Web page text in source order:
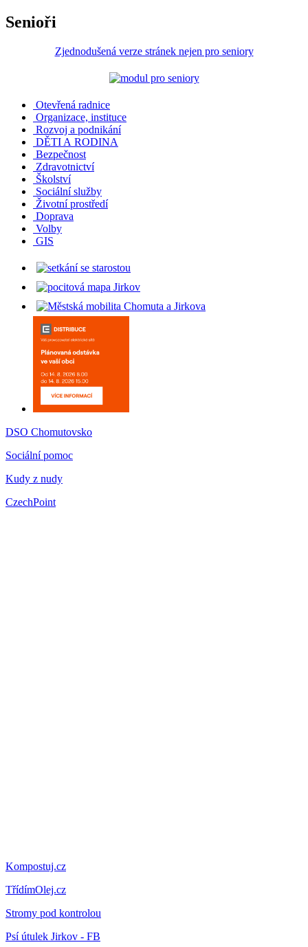
Senioři
Zjednodušená verze stránek nejen pro seniory
Otevřená radnice
Organizace, instituce
Rozvoj a podnikání
DĚTI A RODINA
Bezpečnost
Zdravotnictví
Školství
Sociální služby
Životní prostředí
Doprava
Volby
GIS
DSO Chomutovsko
Sociální pomoc
Kudy z nudy
CzechPoint
Kompostuj.cz
TřídímOlej.cz
Stromy pod kontrolou
Psí útulek Jirkov - FB